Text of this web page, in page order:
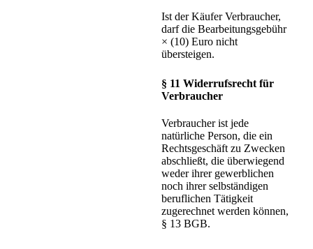
Ist der Käufer Verbraucher,
darf die Bearbeitungsgebühr
× (10) Euro nicht
übersteigen.
§ 11 Widerrufsrecht für
Verbraucher
Verbraucher ist jede
natürliche Person, die ein
Rechtsgeschäft zu Zwecken
abschließt, die überwiegend
weder ihrer gewerblichen
noch ihrer selbständigen
beruflichen Tätigkeit
zugerechnet werden können,
§ 13 BGB.